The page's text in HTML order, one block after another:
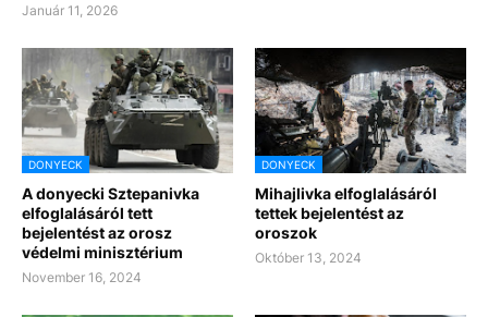
Január 11, 2026
DONYECK
A donyecki Sztepanivka
elfoglalásáról tett
bejelentést az orosz
védelmi minisztérium
November 16, 2024
DONYECK
Mihajlivka elfoglalásáról
tettek bejelentést az
oroszok
Október 13, 2024